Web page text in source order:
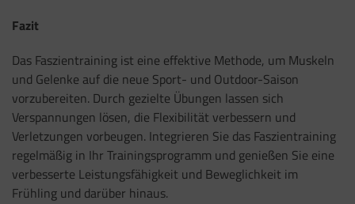
Fazit
Das Faszientraining ist eine effektive Methode, um Muskeln
und Gelenke auf die neue Sport- und Outdoor-Saison
vorzubereiten. Durch gezielte Übungen lassen sich
Verspannungen lösen, die Flexibilität verbessern und
Verletzungen vorbeugen. Integrieren Sie das Faszientraining
regelmäßig in Ihr Trainingsprogramm und genießen Sie eine
verbesserte Leistungsfähigkeit und Beweglichkeit im
Frühling und darüber hinaus.